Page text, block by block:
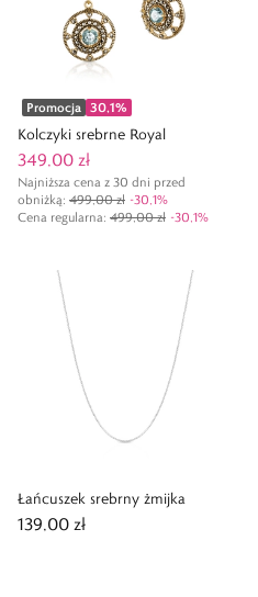
Promocja 30,1%
Kolczyki srebrne Royal
349,00 zł
Najniższa cena z 30 dni przed
obniżką: 499,00 zł -30,1%
Cena regularna: 499,00 zł -30,1%
Łańcuszek srebrny żmijka
139,00 zł